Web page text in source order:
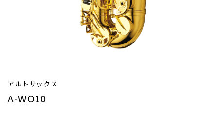
アルトサックス
A-WO10